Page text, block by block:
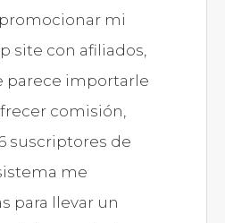
mi
site con afiliados,
parece importarle
comisión,
suscriptores de
me
para llevar un